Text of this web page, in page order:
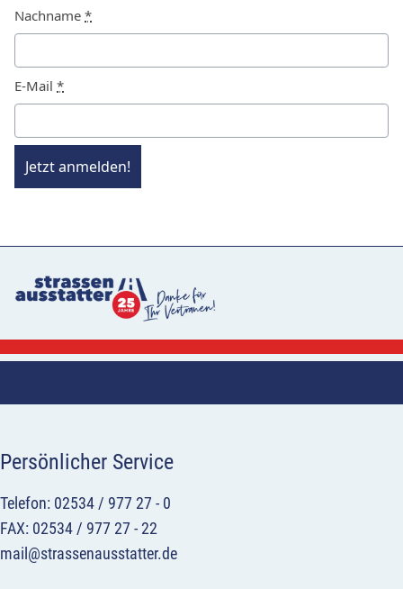
Nachname *
E-Mail *
Jetzt anmelden!
Persönlicher Service
Telefon: 02534 / 977 27 - 0
FAX: 02534 / 977 27 - 22
mail@strassenausstatter.de